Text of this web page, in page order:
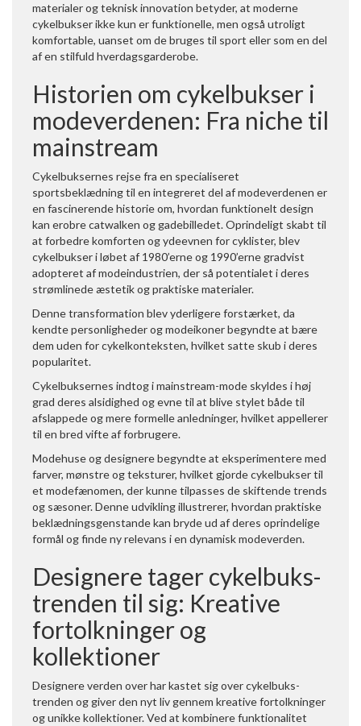
materialer og teknisk innovation betyder, at moderne
cykelbukser ikke kun er funktionelle, men også utroligt
komfortable, uanset om de bruges til sport eller som en del
af en stilfuld hverdagsgarderobe.
Historien om cykelbukser i
modeverdenen: Fra niche til
mainstream
Cykelbuksernes rejse fra en specialiseret
sportsbeklædning til en integreret del af modeverdenen er
en fascinerende historie om, hvordan funktionelt design
kan erobre catwalken og gadebilledet. Oprindeligt skabt til
at forbedre komforten og ydeevnen for cyklister, blev
cykelbukser i løbet af 1980’erne og 1990’erne gradvist
adopteret af modeindustrien, der så potentialet i deres
strømlinede æstetik og praktiske materialer.
Denne transformation blev yderligere forstærket, da
kendte personligheder og modeikoner begyndte at bære
dem uden for cykelkonteksten, hvilket satte skub i deres
popularitet.
Cykelbuksernes indtog i mainstream-mode skyldes i høj
grad deres alsidighed og evne til at blive stylet både til
afslappede og mere formelle anledninger, hvilket appellerer
til en bred vifte af forbrugere.
Modehuse og designere begyndte at eksperimentere med
farver, mønstre og teksturer, hvilket gjorde cykelbukser til
et modefænomen, der kunne tilpasses de skiftende trends
og sæsoner. Denne udvikling illustrerer, hvordan praktiske
beklædningsgenstande kan bryde ud af deres oprindelige
formål og finde ny relevans i en dynamisk modeverden.
Designere tager cykelbuks-
trenden til sig: Kreative
fortolkninger og
kollektioner
Designere verden over har kastet sig over cykelbuks-
trenden og giver den nyt liv gennem kreative fortolkninger
og unikke kollektioner. Ved at kombinere funktionalitet